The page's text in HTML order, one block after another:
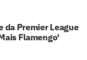
da Premier League
Flamengo'